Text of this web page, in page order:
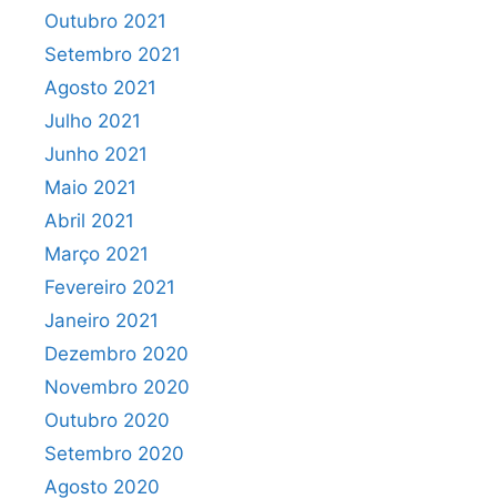
Outubro 2021
Setembro 2021
Agosto 2021
Julho 2021
Junho 2021
Maio 2021
Abril 2021
Março 2021
Fevereiro 2021
Janeiro 2021
Dezembro 2020
Novembro 2020
Outubro 2020
Setembro 2020
Agosto 2020